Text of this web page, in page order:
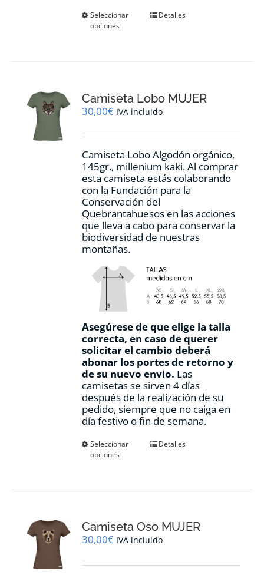
Seleccionar
opciones
Este
se
pueden
en
página
de
producto
Detalles
Camiseta Lobo MUJER
30,00€ IVA incluido
Camiseta Lobo Algodón orgánico,
145gr., millenium kaki. Al comprar
esta camiseta estás colaborando
con la Fundación para la
Conservación del
Quebrantahuesos en las acciones
que lleva a cabo para conservar la
biodiversidad de nuestras
montañas.
Asegúrese de que elige la talla
correcta, en caso de querer
solicitar el cambio deberá
abonar los portes de retorno y
de su nuevo envio. Las
camisetas se sirven 4 días
después de la realización de su
pedido, siempre que no caiga en
día festivo o fin de semana.
Seleccionar
opciones
Este
se
pueden
en
Detalles
Camiseta Oso MUJER
30,00€ IVA incluido